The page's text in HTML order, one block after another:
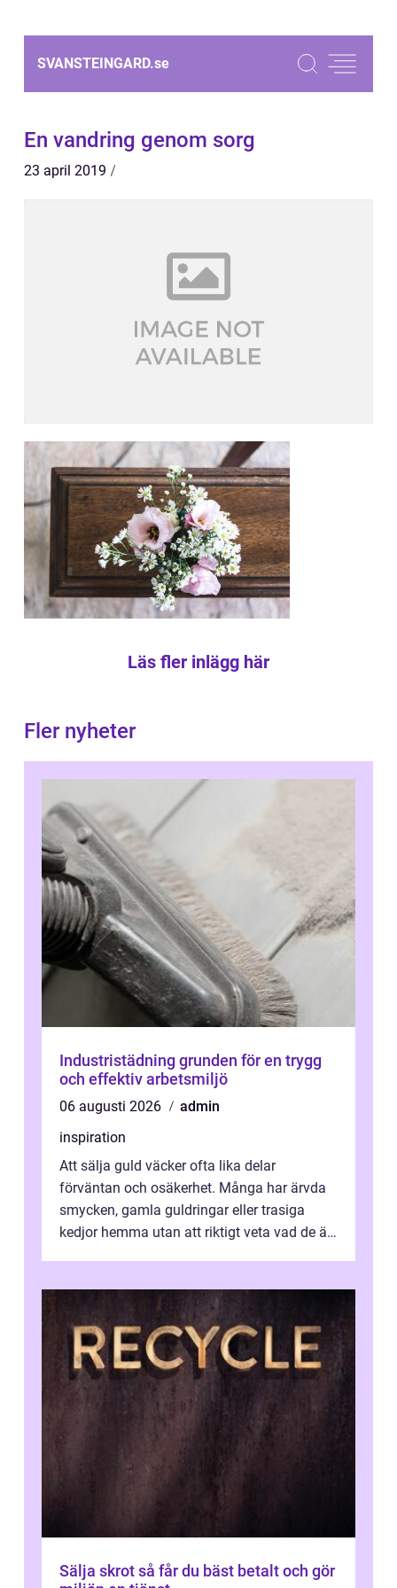
SVANSTEINGARD.se
En vandring genom sorg
23 april 2019
Läs fler inlägg här
Fler nyheter
Industristädning grunden för en trygg
och effektiv arbetsmiljö
06 augusti 2026
admin
inspiration
Att sälja guld väcker ofta lika delar
förväntan och osäkerhet. Många har ärvda
smycken, gamla guldringar eller trasiga
kedjor hemma utan att riktigt veta vad de är
Sälja skrot så får du bäst betalt och gör